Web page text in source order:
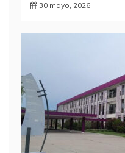
30 mayo, 2026